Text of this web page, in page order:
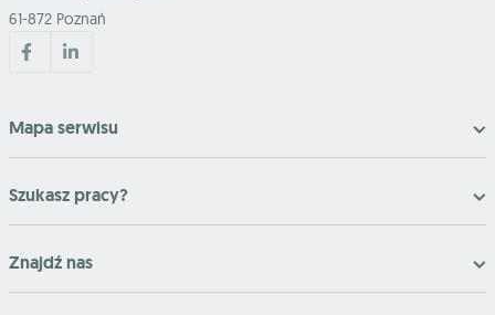
61-872 Poznań
Mapa serwisu
Szukasz pracy?
Znajdź nas